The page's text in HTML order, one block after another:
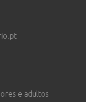
e adultos